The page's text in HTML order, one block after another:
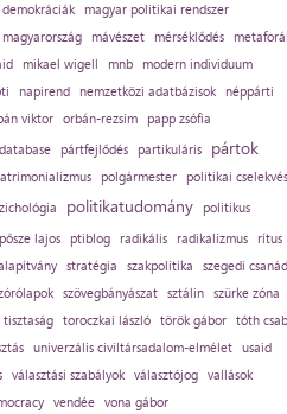
magyar politikai rendszer
magyarország mávészet mérséklődés
mikael wigell mnb
modern individuum
napirend nemzetközi adatbázisok
néppárti
viktor orbán-rezsim
papp zsófia
pártfejlődés partikuláris pártok
polgármester
politikai
politikatudomány
politikus
pősze lajos ptiblog radikális radikalizmus
rítus
stratégia szakpolitika
szegedi
szövegbányászat sztálin
szürke zóna
tisztaság toroczkai lászló török gábor tóth
univerzális civiltársadalom-elmélet
usaid
választási szabályok választójog vallások
vendée vona gábor